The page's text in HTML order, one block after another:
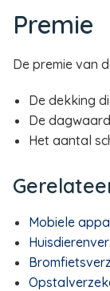
Premie
De premie van
De dekking
De
Het aantal
Mobiele